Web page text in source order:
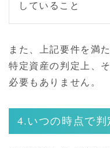
していること
また、上記要件を満
特定資産の判定上、
必要もありません。
4.いつの時点で判